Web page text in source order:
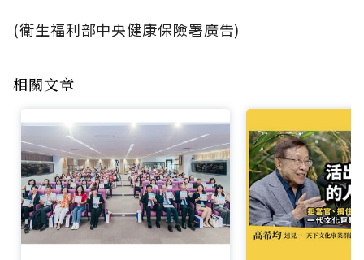
(衛生福利部中央健康保險署廣告)
相關文章